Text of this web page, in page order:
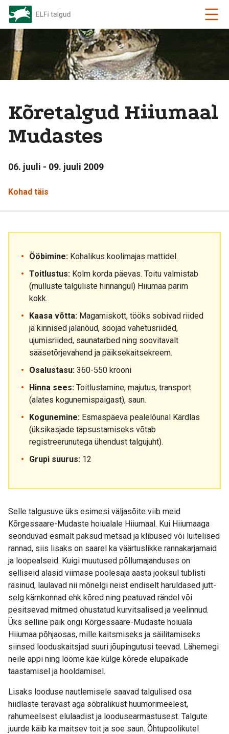
Kõretalgud Hiiumaal
Mudastes
06. juuli - 09. juuli 2009
Kohad täis
Ööbimine: Kohalikus koolimajas mattidel.
Toitlustus: Kolm korda päevas. Toitu valmistab
(mulluste talguliste hinnangul) Hiiumaa parim
kokk.
Kaasa võtta: Magamiskott, tööks sobivad riided
ja kinnised jalanõud, soojad vahetusriided,
ujumisriided, saunatarbed ning soovitavalt
sääsetõrjevahend ja päiksekaitsekreem.
Osalustasu: 360-550 krooni
Hinna sees: Toitlustamine, majutus, transport
(alates kogunemispaigast), saun.
Kogunemine: Esmaspäeva pealelõunal Kärdlas
(üksikasjade täpsustamiseks võtab
registreerunutega ühendust talgujuht).
Grupi suurus: 12
Selle talgusuve üks esimesi väljasõite viib meid
Kõrgessaare-Mudaste hoiualale Hiiumaal. Kui Hiiumaaga
seonduvad esmalt paksud metsad ja klibused või luitelised
rannad, siis lisaks on saarel ka väärtuslikke rannakarjamaid
ja loopealseid. Kuigi muutused põllumajanduses on
selliseid alasid viimase poolesaja aasta jooksul tublisti
räsinud, laulavad nii mõnelgi neist endiselt haruldased jutt-
selg kärnkonnad ehk kõred ning peatuvad rändel või
pesitsevad mitmed ohustatud kurvitsalised ja veelinnud.
Üks selline paik ongi Kõrgessaare-Mudaste hoiuala
Hiiumaa põhjaosas, mille kaitsmiseks ja säilitamiseks
siinsed looduskaitsjad suuri jõupingutusi teevad. Lähemegi
neile appi ning lööme käe külge kõrede elupaikade
taastamisel ja hooldamisel.
Lisaks looduse nautlemisele saavad talgulised osa
hiidlaste teravast aga sõbralikust huumorimeelest,
rahumeelsest elulaadist ja loodusearmastusest. Talgute
juurde käib ka maitsev toit ja soe saun. Õhtupoolikutel